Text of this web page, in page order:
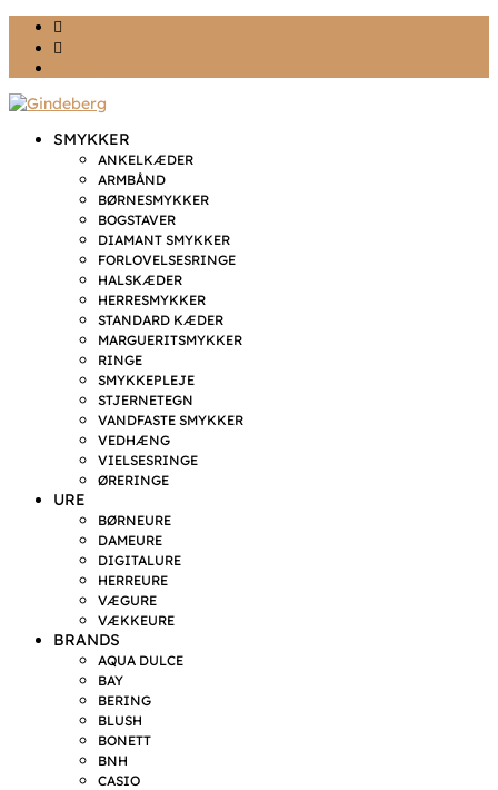
SMYKKER
ANKELKÆDER
ARMBÅND
BØRNESMYKKER
BOGSTAVER
DIAMANT SMYKKER
FORLOVELSESRINGE
HALSKÆDER
HERRESMYKKER
STANDARD KÆDER
MARGUERITSMYKKER
RINGE
SMYKKEPLEJE
STJERNETEGN
VANDFASTE SMYKKER
VEDHÆNG
VIELSESRINGE
ØRERINGE
URE
BØRNEURE
DAMEURE
DIGITALURE
HERREURE
VÆGURE
VÆKKEURE
BRANDS
AQUA DULCE
BAY
BERING
BLUSH
BONETT
BNH
CASIO